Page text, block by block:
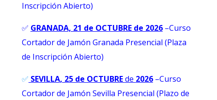
Inscripción Abierto)
✅ GRANADA, 21 de OCTUBRE de 2026–Curso
Cortador de Jamón Granada Presencial (Plaza
de Inscripción Abierto)
✅ SEVILLA, 25 de OCTUBREde 2026–Curso
Cortador de Jamón Sevilla Presencial (Plazo de